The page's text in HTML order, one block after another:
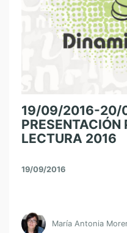
19/09/2016-20/
PRESENTACIÓN
LECTURA 2016
19/09/2016
María Antonia